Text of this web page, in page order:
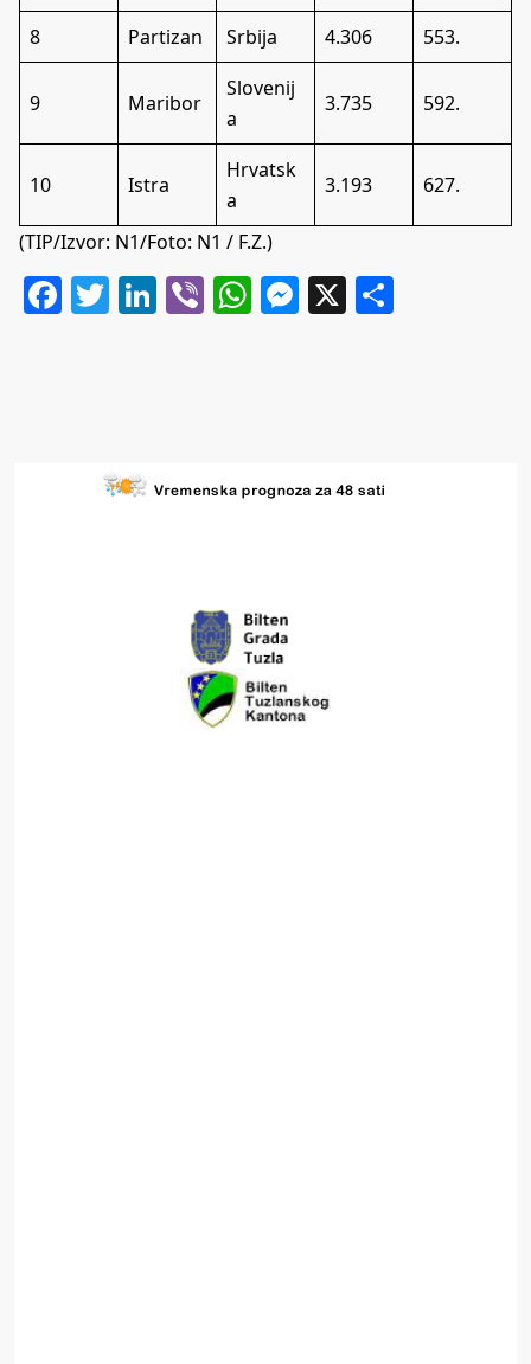
8 Partizan Srbija 4.306 553.
9 Maribor
Slovenij
a
3.735 592.
10 Istra
Hrvatsk
a
3.193 627.
(TIP/Izvor: N1/Foto: N1 / F.Z.)
Facebook
Twitter
LinkedIn
ViberWhatsApp
Messenger
X